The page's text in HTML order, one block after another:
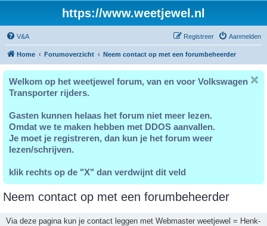
https://www.weetjewel.nl
V&A Aanmelden
Registreer
Home Forumoverzicht Neem contact op met een forumbeheerder
Welkom op het weetjewel forum, van en voor Volkswagen
Transporter rijders.
Gasten kunnen helaas het forum niet meer lezen.
Omdat we te maken hebben met DDOS aanvallen.
Je moet je registreren, dan kun je het forum weer
lezen/schrijven.
klik rechts op de "X" dan verdwijnt dit veld
Neem contact op met een forumbeheerder
Via deze pagina kun je contact leggen met Webmaster weetjewel = Henk-